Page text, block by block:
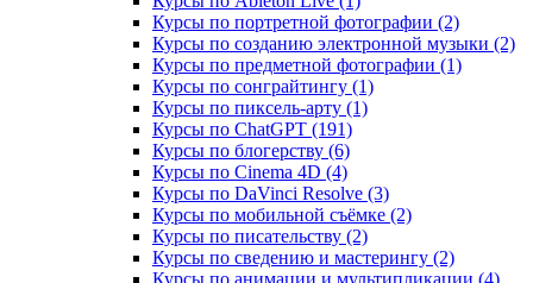
Курсы по портретной фотографии (2)
Курсы по созданию электронной музыки (2)
Курсы по предметной фотографии (1)
Курсы по сонграйтингу (1)
Курсы по пиксель-арту (1)
Курсы по ChatGPT (191)
Курсы по блогерству (6)
Курсы по Cinema 4D (4)
Курсы по DaVinci Resolve (3)
Курсы по мобильной съёмке (2)
Курсы по писательству (2)
Курсы по сведению и мастерингу (2)